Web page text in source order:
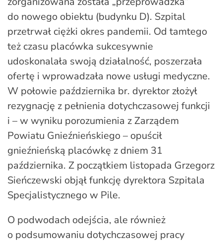
do nowego obiektu (budynku D). Szpital
przetrwał ciężki okres pandemii. Od tamtego
też czasu placówka sukcesywnie
udoskonalała swoją działalność, poszerzała
ofertę i wprowadzała nowe usługi medyczne.
W połowie października br. dyrektor złożył
rezygnację z pełnienia dotychczasowej funkcji
i – w wyniku porozumienia z Zarządem
Powiatu Gnieźnieńskiego – opuścił
gnieźnieńską placówkę z dniem 31
października. Z początkiem listopada Grzegorz
Sieńczewski objął funkcję dyrektora Szpitala
Specjalistycznego w Pile.
O podwodach odejścia, ale również
o podsumowaniu dotychczasowej pracy